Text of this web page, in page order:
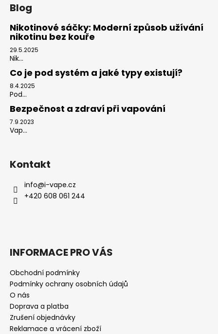
Blog
Nikotinové sáčky: Moderní způsob užívání
nikotinu bez kouře
29.5.2025
Nik...
Co je pod systém a jaké typy existují?
8.4.2025
Pod...
Bezpečnost a zdraví při vapování
7.9.2023
Vap...
Kontakt
info@i-vape.cz
+420 608 061 244
INFORMACE PRO VÁS
Obchodní podmínky
Podmínky ochrany osobních údajů
O nás
Doprava a platba
Zrušení objednávky
Reklamace a vrácení zboží